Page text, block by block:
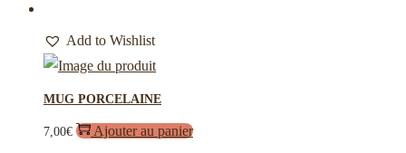
Add to Wishlist
MUG PORCELAINE
7,00€ Ajouter au panier